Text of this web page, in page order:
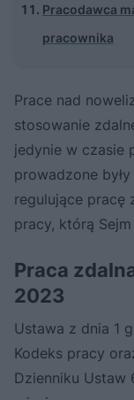
Pracodawca
pracownika
Prace nad
stosowanie
jedynie w czasie
prowadzone
regulujące pracę
pracy, którą
Praca
2023
Ustawa z dnia 1
Kodeks pracy
Dzienniku Ustaw